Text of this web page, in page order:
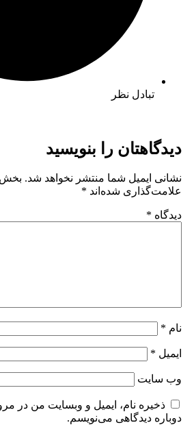
را بنویسید
شما منتشر نخواهد شد. بخش‌های
شده‌اند *
نام، ایمیل و وبسایت من در مرورگر برای
می‌نویسم.